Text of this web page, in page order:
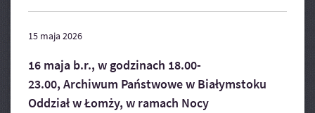
15 maja 2026
16 maja b.r., w godzinach 18.00-
23.00, Archiwum Państwowe w Białymstoku
Oddział w Łomży, w ramach Nocy